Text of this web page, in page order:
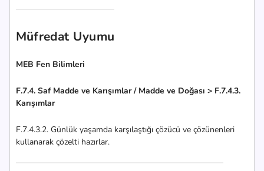
Müfredat Uyumu
MEB Fen Bilimleri
F.7.4. Saf Madde ve Karışımlar / Madde ve Doğası > F.7.4.3.
Karışımlar
F.7.4.3.2. Günlük yaşamda karşılaştığı çözücü ve çözünenleri
kullanarak çözelti hazırlar.